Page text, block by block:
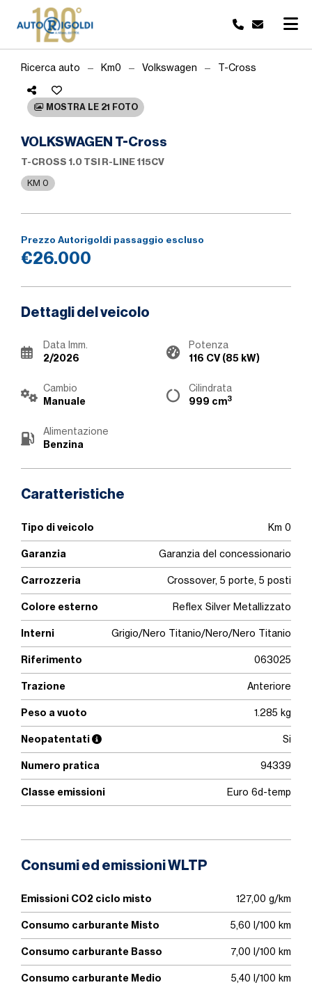
Ricerca auto Km0 Volkswagen T-Cross
MOSTRA LE 21 FOTO
VOLKSWAGEN T-Cross
T-CROSS 1.0 TSI R-LINE 115CV
KM 0
Prezzo Autorigoldi passaggio escluso
€26.000
Dettagli del veicolo
Data Imm.
2/2026
Potenza
116 CV (85 kW)
Cambio
Manuale
Cilindrata
999 cm3
Alimentazione
Benzina
Caratteristiche
Tipo di veicolo Km 0
Garanzia Garanzia del concessionario
Carrozzeria Crossover, 5 porte, 5 posti
Colore esterno Reflex Silver Metallizzato
Interni Grigio/Nero Titanio/Nero/Nero Titanio
Riferimento 063025
Trazione Anteriore
Peso a vuoto 1.285 kg
Neopatentati Si
Numero pratica 94339
Classe emissioni Euro 6d-temp
Consumi ed emissioni WLTP
Emissioni CO2 ciclo misto 127,00 g/km
Consumo carburante Misto 5,60 l/100 km
Consumo carburante Basso 7,00 l/100 km
Consumo carburante Medio 5,40 l/100 km